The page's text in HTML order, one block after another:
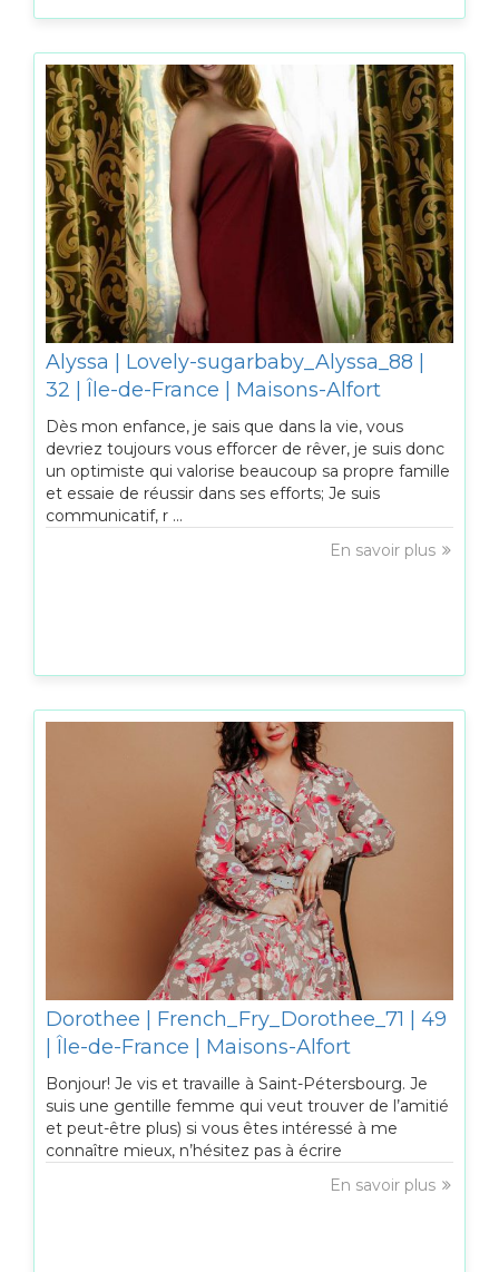
Alyssa | Lovely-sugarbaby_Alyssa_88 |
32 | Île-de-France | Maisons-Alfort
Dès mon enfance, je sais que dans la vie, vous
devriez toujours vous efforcer de rêver, je suis donc
un optimiste qui valorise beaucoup sa propre famille
et essaie de réussir dans ses efforts; Je suis
communicatif, r ...
En savoir plus
Dorothee | French_Fry_Dorothee_71 | 49
| Île-de-France | Maisons-Alfort
Bonjour! Je vis et travaille à Saint-Pétersbourg. Je
suis une gentille femme qui veut trouver de l’amitié
et peut-être plus) si vous êtes intéressé à me
connaître mieux, n’hésitez pas à écrire
En savoir plus